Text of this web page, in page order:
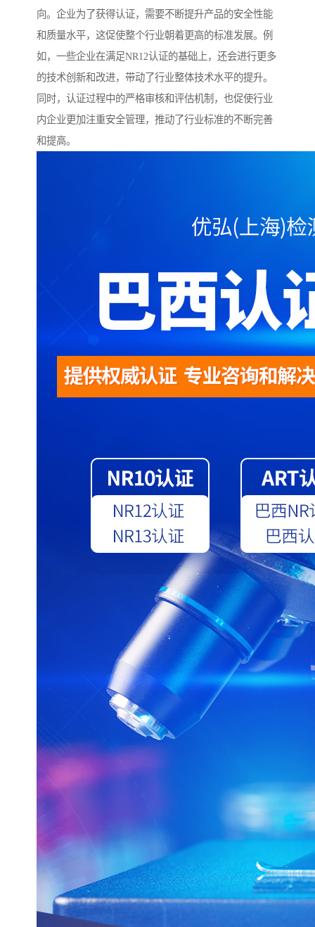
向。企业为了获得认证，需要不断提升产品的安全性能
和质量水平，这促使整个行业朝着更高的标准发展。例
如，一些企业在满足NR12认证的基础上，还会进行更多
的技术创新和改进，带动了行业整体技术水平的提升。
同时，认证过程中的严格审核和评估机制，也促使行业
内企业更加注重安全管理，推动了行业标准的不断完善
和提高。